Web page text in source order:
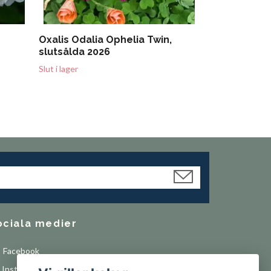
Oxalis Odalia Ophelia Twin,
slutsålda 2026
Slut i lager
medier
Facebook
Instagram